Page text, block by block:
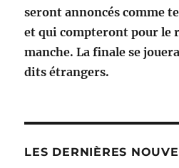
seront annoncés comme
et qui compteront pour le
manche. La finale se
dits étrangers.
LES DERNIÈRES